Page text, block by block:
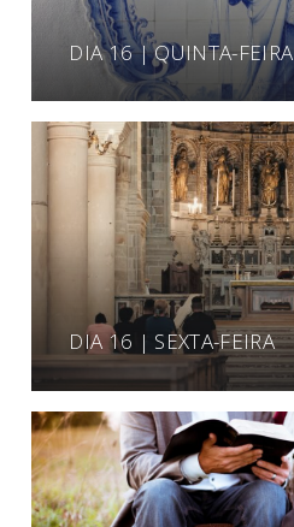
DIA 16 | QUINTA-FEIRA
DIA 16 | SEXTA-FEIRA